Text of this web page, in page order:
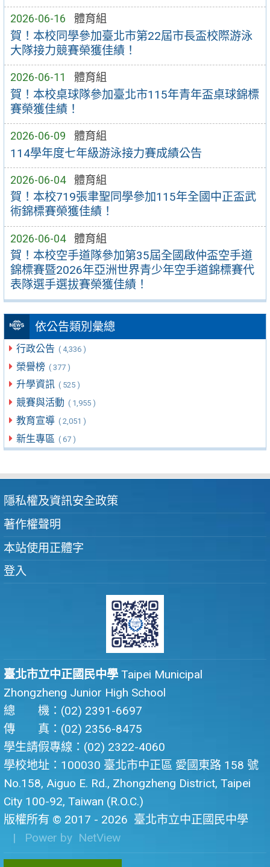
2026-06-16 體育組
賀！本校同學參加臺北市第22屆市長盃校際游泳
大隊接力競賽榮獲佳績！
2026-06-11 體育組
賀！本校桌球隊參加臺北市115年青年盃桌球錦標
賽榮獲佳績！
2026-06-09 體育組
114學年度七年級游泳接力賽成績公告
2026-06-04 體育組
賀！本校719張聿聖同學參加115年全國中正盃武
術錦標賽榮獲佳績！
2026-06-04 體育組
賀！本校空手道隊參加第35屆全國啟仲盃空手道
錦標賽暨2026年亞洲世界青少年空手道錦標賽代
表隊選手選拔賽榮獲佳績！
依公告類別彙總
行政公告 ( 4,336 )
榮譽榜 ( 377 )
升學資訊 ( 525 )
競賽與活動 ( 1,955 )
教育宣導 ( 2,051 )
新生專區 ( 67 )
隱私權及資訊安全政策
著作權聲明
本站使用正體字
登入
臺北市立中正國民中學 Taipei Municipal
Zhongzheng Junior High School
總 機：(02) 2391-6697
傳 真：(02) 2356-8475
學生請假專線：(02) 2322-4060
學校地址：100030 臺北市中正區 愛國東路 158 號
No.158, Aiguo E. Rd., Zhongzheng District, Taipei
City 100-92, Taiwan (R.O.C.)
版權所有 © 2017 - 2026 臺北市立中正國民中學
| Power by NetView